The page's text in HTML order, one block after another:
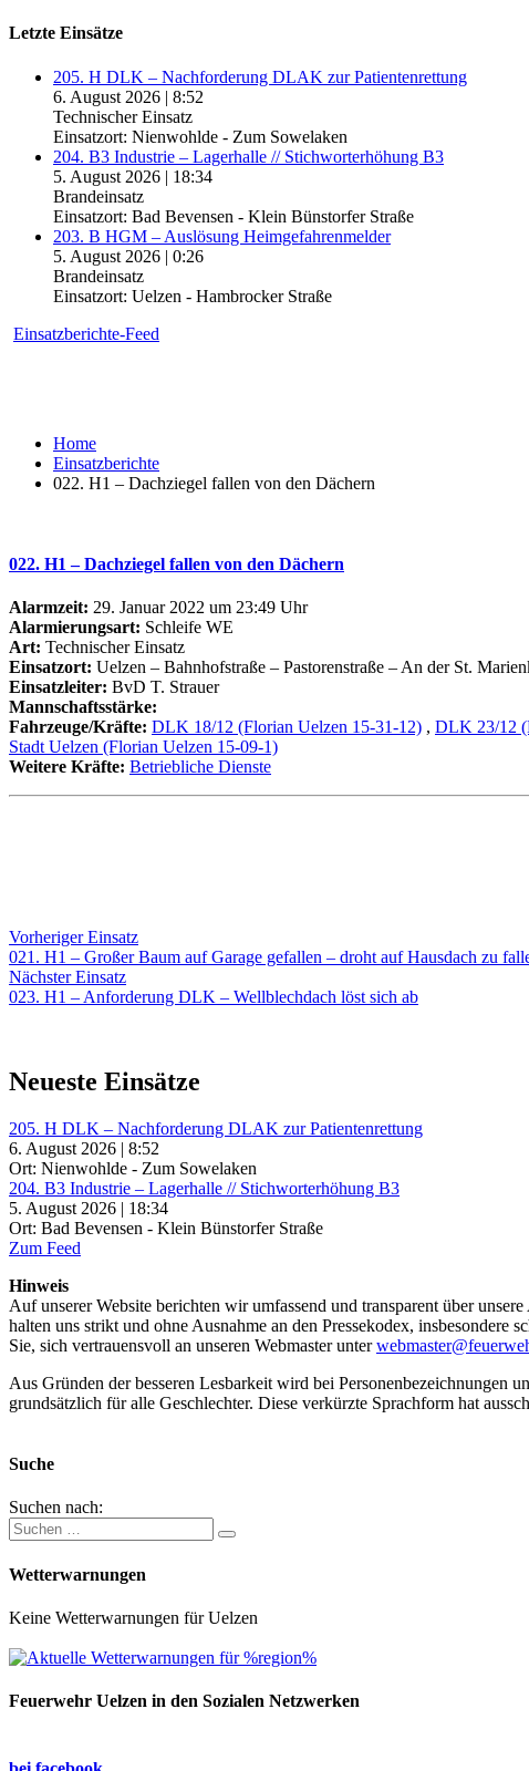
Letzte Einsätze
205. H DLK – Nachforderung DLAK zur Patientenrettung
6. August 2026 | 8:52
Technischer Einsatz
Einsatzort: Nienwohlde - Zum Sowelaken
204. B3 Industrie – Lagerhalle // Stichworterhöhung B3
5. August 2026 | 18:34
Brandeinsatz
Einsatzort: Bad Bevensen - Klein Bünstorfer Straße
203. B HGM – Auslösung Heimgefahrenmelder
5. August 2026 | 0:26
Brandeinsatz
Einsatzort: Uelzen - Hambrocker Straße
Einsatzberichte-Feed
Home
Einsatzberichte
022. H1 – Dachziegel fallen von den Dächern
022. H1 – Dachziegel fallen von den Dächern
Alarmzeit: 29. Januar 2022 um 23:49 Uhr
Alarmierungsart: Schleife WE
Art: Technischer Einsatz
Einsatzort: Uelzen – Bahnhofstraße – Pastorenstraße – An der St.
Einsatzleiter: BvD T. Strauer
Mannschaftsstärke:
Fahrzeuge/Kräfte: DLK 18/12 (Florian Uelzen 15-31-12) , DLK 23/12
Stadt Uelzen (Florian Uelzen 15-09-1)
Weitere Kräfte: Betriebliche Dienste
Beitragsnavigation
Vorheriger EinsatzVorheriger
Einsatz:
021. H1 – Großer Baum auf Garage gefallen – droht auf Hausdach zu
Nächster EinsatzNächster
Einsatz:
023. H1 – Anforderung DLK – Wellblechdach löst sich ab
Neueste Einsätze
205. H DLK – Nachforderung DLAK zur Patientenrettung
6. August 2026 | 8:52
Ort: Nienwohlde - Zum Sowelaken
204. B3 Industrie – Lagerhalle // Stichworterhöhung B3
5. August 2026 | 18:34
Ort: Bad Bevensen - Klein Bünstorfer Straße
Zum Feed
Hinweis
Auf unserer Website berichten wir umfassend und transparent über
halten uns strikt und ohne Ausnahme an den Pressekodex,
Sie, sich vertrauensvoll an unseren Webmaster unter
Aus Gründen der besseren Lesbarkeit wird bei Personenbezeichnungen
grundsätzlich für alle Geschlechter. Diese verkürzte Sprachform hat
Suche
Suchen nach:
Wetterwarnungen
Keine Wetterwarnungen für Uelzen
Feuerwehr Uelzen in den Sozialen Netzwerken